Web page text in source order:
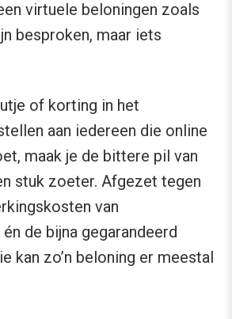
virtuele beloningen zoals
besproken, maar iets
of korting in het
aan iedereen die online
maak je de bittere pil van
stuk zoeter. Afgezet tegen
van
de bijna gegarandeerd
kan zo’n beloning er meestal